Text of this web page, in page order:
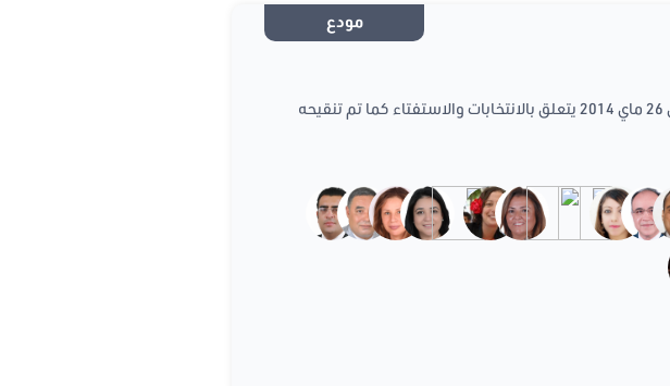
مودع
يتعلق بتنقيح القانون عدد 16 لسنة 2014 مؤرخ في 26 ماي 2014 يتعلق بالانتخابات والاستفتاء كما تم تنقيحه